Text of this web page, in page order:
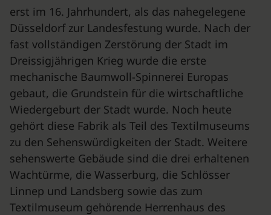
erst im 16. Jahrhundert, als das nahegelegene
Düsseldorf zur Landesfestung wurde. Nach der
fast vollständigen Zerstörung der Stadt im
Dreissigjährigen Krieg wurde die erste
mechanische Baumwoll-Spinnerei Europas
gebaut, die Grundstein für die wirtschaftliche
Wiedergeburt der Stadt wurde. Noch heute
gehört diese Fabrik als Teil des Textilmuseums
zu den Sehenswürdigkeiten der Stadt. Weitere
sehenswerte Gebäude sind die drei erhaltenen
Wachtürme, die Wasserburg, die Schlösser
Linnep und Landsberg sowie das zum
Textilmuseum gehörende Herrenhaus des